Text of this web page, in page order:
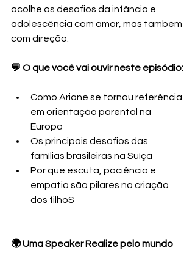
acolhe os desafios da infância e
adolescência com amor, mas também
com direção.
💬 O que você vai ouvir neste episódio:
Como Ariane se tornou referência
em orientação parental na
Europa
Os principais desafios das
famílias brasileiras na Suíça
Por que escuta, paciência e
empatia são pilares na criação
dos filhoS
🌍 Uma Speaker Realize pelo mundo